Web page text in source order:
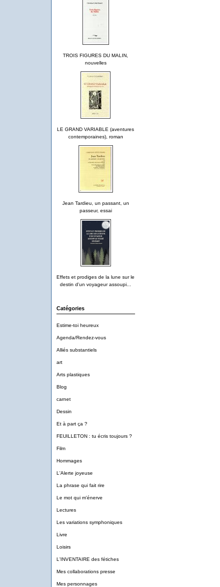
TROIS FIGURES DU MALIN,
nouvelles
LE GRAND VARIABLE (aventures
contemporaines), roman
Jean Tardieu, un passant, un
passeur, essai
Effets et prodiges de la lune sur le
destin d'un voyageur assoupi...
Catégories
Estime-toi heureux
Agenda/Rendez-vous
Alliés substantiels
art
Arts plastiques
Blog
carnet
Dessin
Et à part ça ?
FEUILLETON : tu écris toujours ?
Film
Hommages
L'Alerte joyeuse
La phrase qui fait rire
Le mot qui m'énerve
Lectures
Les variations symphoniques
Livre
Loisirs
L'INVENTAIRE des fétiches
Mes collaborations presse
Mes personnages